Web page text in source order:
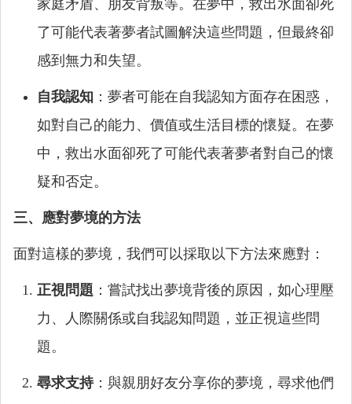
家庭矛盾、朋友背叛等。在夢中，救出水面卻死
了可能代表著夢者試圖解決這些問題，但最終卻
感到無力和失望。
自我認知 ：夢者可能在自我認知方面存在困惑，
如對自己的能力、價值或生活目標的懷疑。在夢
中，救出水面卻死了可能代表著夢者對自己的懷
疑和否定。
三、應對夢境的方法
面對這樣的夢境，我們可以採取以下方法來應對：
正視問題 ：嘗試找出夢境背後的原因，如心理壓
力、人際關係或自我認知問題，並正視這些問
題。
尋求支持：與親朋好友分享你的夢境，尋求他們